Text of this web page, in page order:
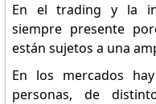
En el trading y la
siempre presente
están sujetos a una
En los mercados
personas, de